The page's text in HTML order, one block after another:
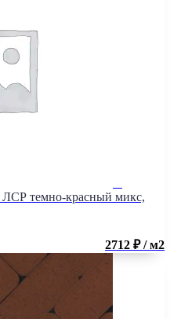
ЛСР темно-красный микс,
2712 ₽ / м2